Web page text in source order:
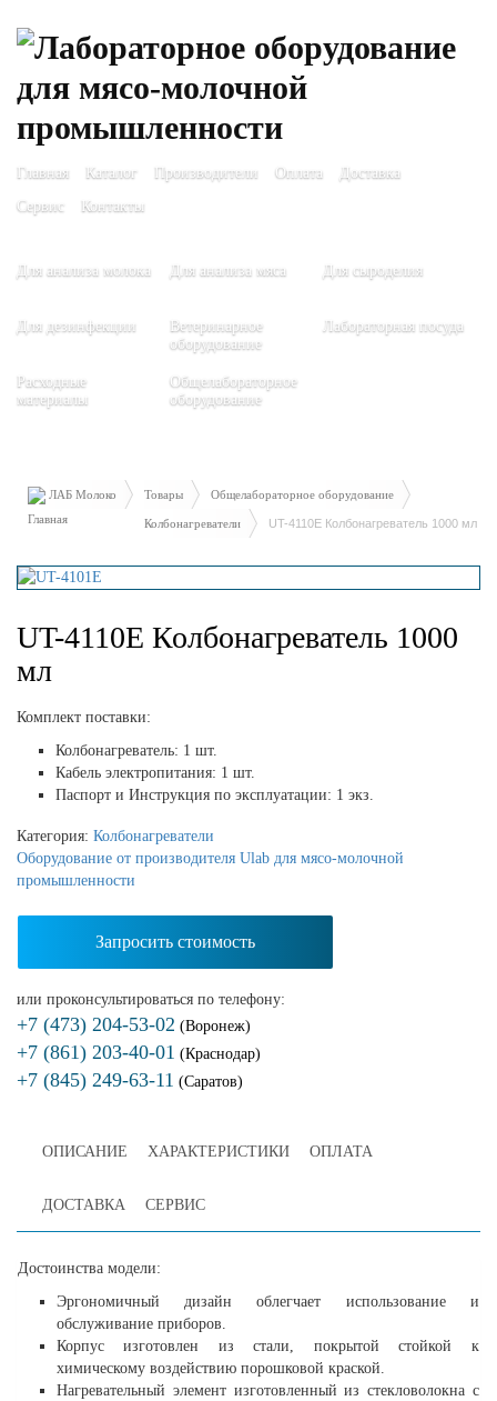
Главная Каталог Производители Оплата
Доставка
Сервис
Контакты
Для анализа молока Для анализа мяса Для сыроделия
Для дезинфекции
Ветеринарное
оборудование
Лабораторная посуда
Расходные
материалы
Общелабораторное
оборудование
ЛАБ Молоко Товары Общелабораторное оборудование
Колбонагреватели UT-4110E Колбонагреватель 1000 мл
UT-4110E Колбонагреватель 1000
мл
Комплект поставки:
Колбонагреватель: 1 шт.
Кабель электропитания: 1 шт.
Паспорт и Инструкция по эксплуатации: 1 экз.
Категория: Колбонагреватели
Оборудование от производителя Ulab для мясо-молочной
промышленности
Запросить стоимость
или проконсультироваться по телефону:
+7 (473) 204-53-02 (Воронеж)
+7 (861) 203-40-01 (Краснодар)
+7 (845) 249-63-11 (Саратов)
ОПИСАНИЕ ХАРАКТЕРИСТИКИ ОПЛАТА
ДОСТАВКА СЕРВИС
Достоинства модели:
Эргономичный дизайн облегчает использование и
обслуживание приборов.
Корпус изготовлен из стали, покрытой стойкой к
химическому воздействию порошковой краской.
Нагревательный элемент изготовленный из стекловолокна с